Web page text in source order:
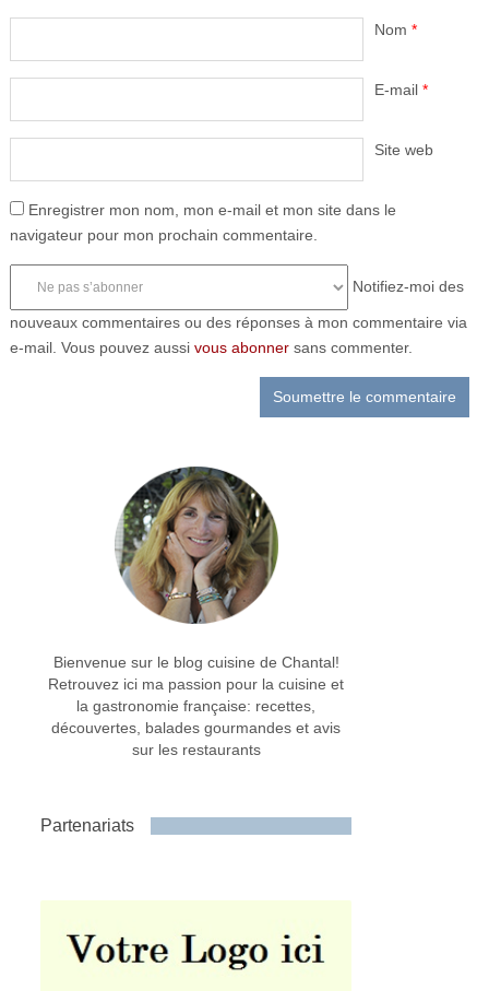
Nom *
E-mail *
Site web
Enregistrer mon nom, mon e-mail et mon site dans le
navigateur pour mon prochain commentaire.
Notifiez-moi des
nouveaux commentaires ou des réponses à mon commentaire via
e-mail. Vous pouvez aussi vous abonnersans commenter.
Bienvenue sur le blog cuisine de Chantal!
Retrouvez ici ma passion pour la cuisine et
la gastronomie française: recettes,
découvertes, balades gourmandes et avis
sur les restaurants
Partenariats